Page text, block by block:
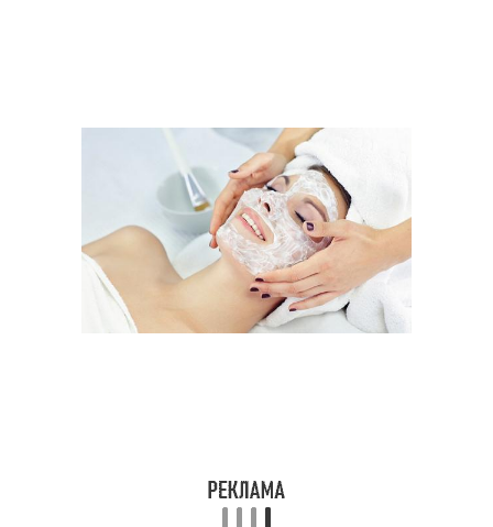
Кисломолочные маски Кефирная маска
Кефирно-творожная
маска
Творожная маска